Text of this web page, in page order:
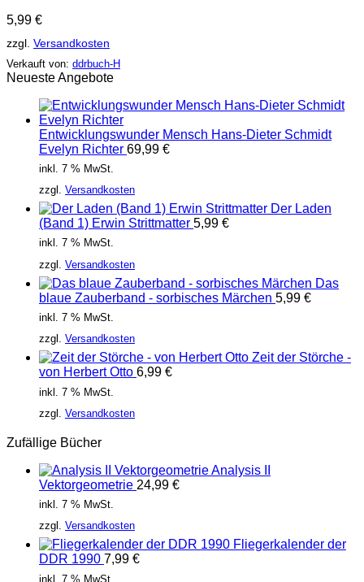
5,99 €
zzgl. Versandkosten
Verkauft von: ddrbuch-H
Neueste Angebote
Entwicklungswunder Mensch Hans-Dieter Schmidt
Evelyn Richter 69,99 €
inkl. 7 % MwSt.
zzgl. Versandkosten
Der Laden
(Band 1) Erwin Strittmatter 5,99 €
inkl. 7 % MwSt.
zzgl. Versandkosten
Das
blaue Zauberband - sorbisches Märchen 5,99 €
inkl. 7 % MwSt.
zzgl. Versandkosten
Zeit der Störche -
von Herbert Otto 6,99 €
inkl. 7 % MwSt.
zzgl. Versandkosten
Zufällige Bücher
Analysis II
Vektorgeometrie 24,99 €
inkl. 7 % MwSt.
zzgl. Versandkosten
Fliegerkalender der
DDR 1990 7,99 €
inkl. 7 % MwSt.